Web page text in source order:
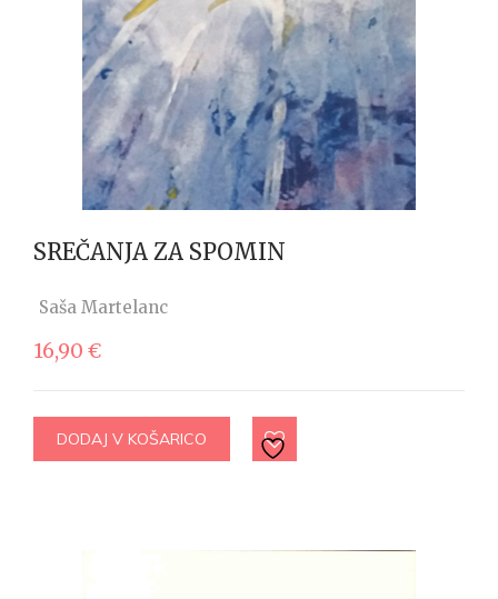
SREČANJA ZA SPOMIN
Saša Martelanc
16,90 €
DODAJ V KOŠARICO